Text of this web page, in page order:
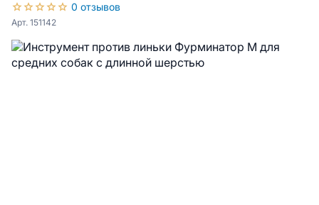
0 отзывов
Арт. 151142